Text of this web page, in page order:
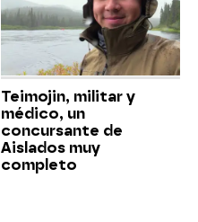
Teimojin, militar y
médico, un
concursante de
Aislados muy
completo